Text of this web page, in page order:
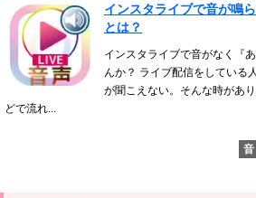
インスタライブで音が鳴
とは？
インスタライブで音がなく『
んか？ ライブ配信をしている
が聞こえない。そんな時があ
どで流れ...
音